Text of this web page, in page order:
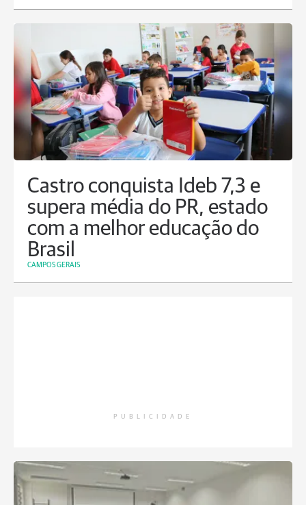
Castro conquista Ideb 7,3 e
supera média do PR, estado
com a melhor educação do
Brasil
CAMPOS GERAIS
PUBLICIDADE